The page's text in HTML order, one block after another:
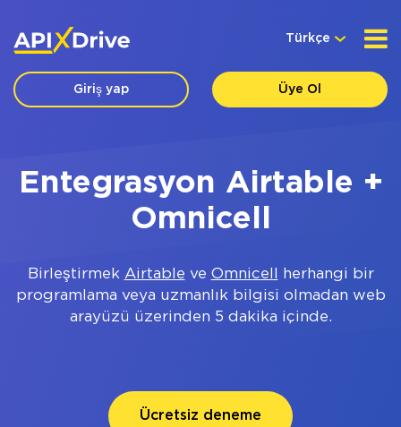
Türkçe
Giriş yap Üye Ol
Entegrasyon Airtable +
Omnicell
Birleştirmek Airtable ve Omnicell
herhangi bir
programlama veya uzmanlık bilgisi olmadan web
arayüzü üzerinden 5 dakika içinde.
Ücretsiz deneme